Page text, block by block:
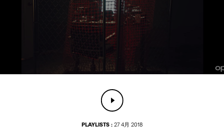
PLAYLISTS :27 4月 2018